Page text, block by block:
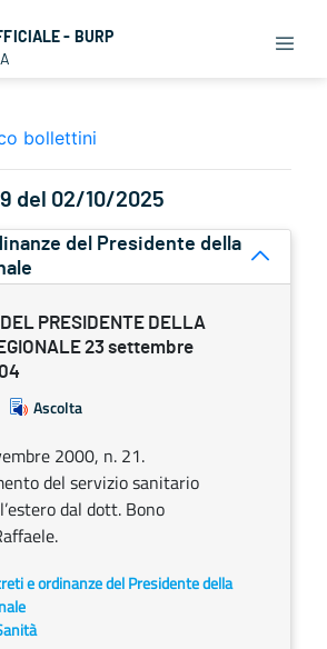
- BURP
bollettini
del 02/10/2025
del Presidente della
DEL PRESIDENTE DELLA
23 settembre
Ascolta
2000, n. 21.
del servizio sanitario
dal dott. Bono
e ordinanze del Presidente della